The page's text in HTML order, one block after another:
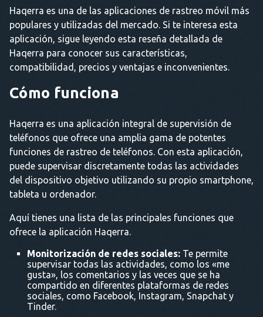
Haqerra es una de las aplicaciones de rastreo móvil más
populares y utilizadas del mercado. Si te interesa esta
aplicación, sigue leyendo esta reseña detallada de
Haqerra para conocer sus características,
compatibilidad, precios y ventajas e inconvenientes.
Cómo funciona
Haqerra es una aplicación integral de supervisión de
teléfonos que ofrece una amplia gama de potentes
funciones de rastreo de teléfonos. Con esta aplicación,
puede supervisar discretamente todas las actividades
del dispositivo objetivo utilizando su propio smartphone,
tableta u ordenador.
Aquí tienes una lista de las principales funciones que
ofrece la aplicación Haqerra.
Monitorización de redes sociales: Te permite
supervisar todas las actividades, como los «me
gusta», los comentarios y las veces que se ha
compartido en diferentes plataformas de redes
sociales, como Facebook, Instagram, Snapchat y
Tinder.